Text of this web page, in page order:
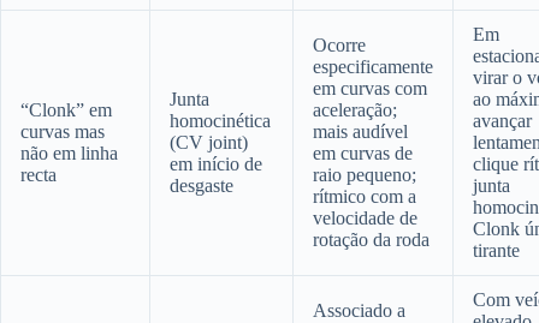
“Clonk” em
curvas mas
não em linha
recta
Junta
homocinética
(CV joint)
em início de
desgaste
Ocorre
especificamente
em curvas com
aceleração;
mais audível
em curvas de
raio pequeno;
rítmico com a
velocidade de
rotação da roda
Em
virar o
ao
avançar
clique
junta
Clonk
tirante
Associado a
Com